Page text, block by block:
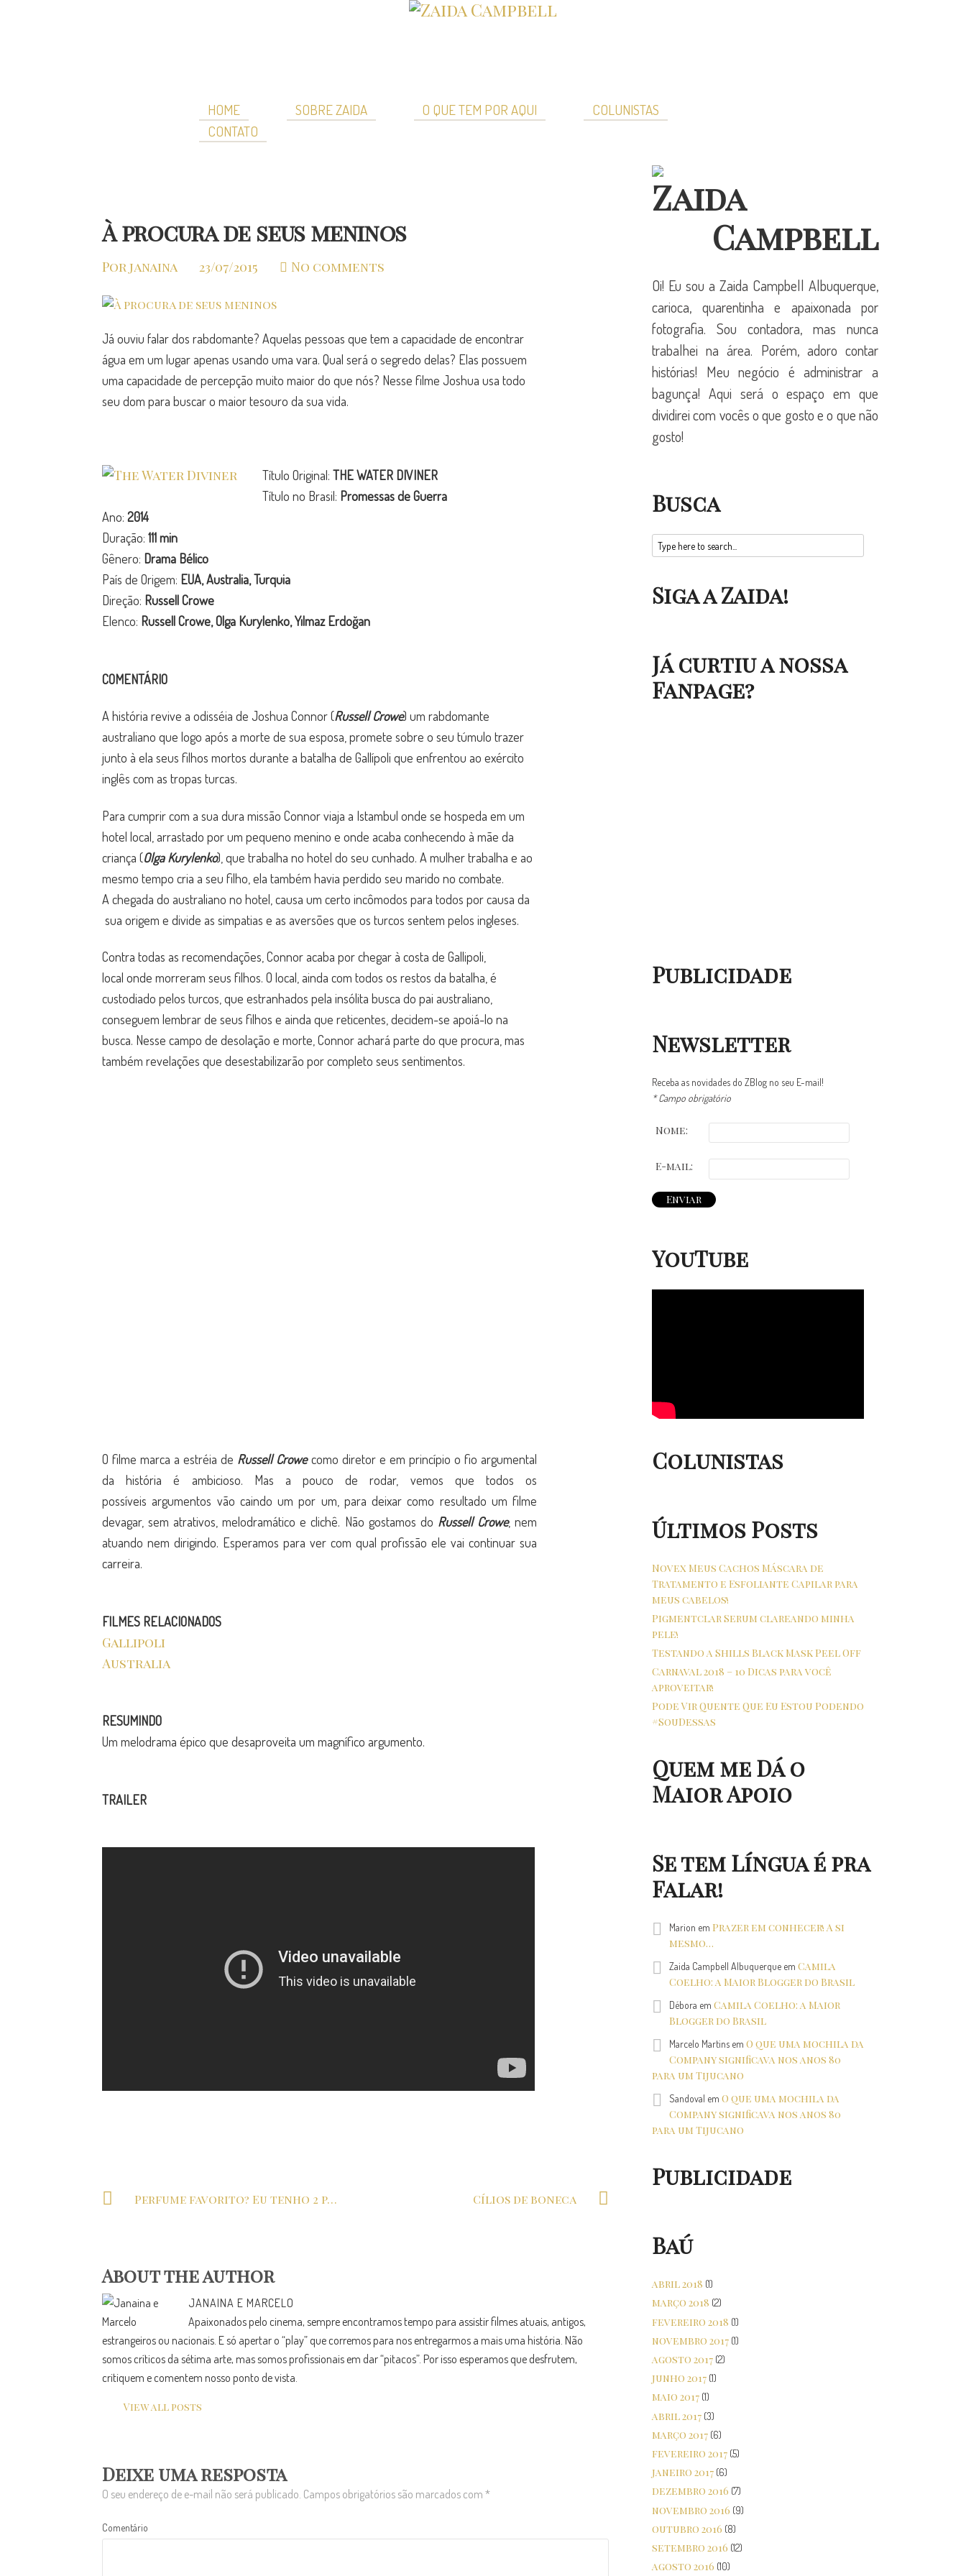
HOME SOBRE ZAIDA O QUE TEM POR AQUI
COLUNISTAS
CONTATO
À procura de seus meninos
Por janaina 23/07/2015 No comments
Já ouviu falar dos rabdomante? Aquelas pessoas que tem a capacidade de encontrar
água em um lugar apenas usando uma vara. Qual será o segredo delas? Elas possuem
uma capacidade de percepção muito maior do que nós? Nesse filme Joshua usa todo
seu dom para buscar o maior tesouro da sua vida.
Título Original: THE WATER DIVINER
Título no Brasil: Promessas de Guerra
Ano: 2014
Duração: 111 min
Gênero: Drama Bélico
País de Origem: EUA, Australia, Turquia
Direção: Russell Crowe
Elenco: Russell Crowe, Olga Kurylenko, Yılmaz Erdoğan
COMENTÁRIO
A história revive a odisséia de Joshua Connor (Russell Crowe) um rabdomante
australiano que logo após a morte de sua esposa, promete sobre o seu túmulo trazer
junto à ela seus filhos mortos durante a batalha de Gallípoli que enfrentou ao exército
inglês com as tropas turcas.
Para cumprir com a sua dura missão Connor viaja a Istambul onde se hospeda em um
hotel local, arrastado por um pequeno menino e onde acaba conhecendo à mãe da
criança (Olga Kurylenko), que trabalha no hotel do seu cunhado. A mulher trabalha e ao
mesmo tempo cria a seu filho, ela também havia perdido seu marido no combate.
A chegada do australiano no hotel, causa um certo incômodos para todos por causa da
sua origem e divide as simpatias e as aversões que os turcos sentem pelos ingleses.
Contra todas as recomendações, Connor acaba por chegar à costa de Gallipoli,
local onde morreram seus filhos. O local, ainda com todos os restos da batalha, é
custodiado pelos turcos, que estranhados pela insólita busca do pai australiano,
conseguem lembrar de seus filhos e ainda que reticentes, decidem-se apoiá-lo na
busca. Nesse campo de desolação e morte, Connor achará parte do que procura, mas
também revelações que desestabilizarão por completo seus sentimentos.
O filme marca a estréia de Russell Crowecomo diretor e em princípio o fio argumental
da história é ambicioso. Mas a pouco de rodar, vemos que todos os
possíveis argumentos vão caindo um por um, para deixar como resultado um filme
devagar, sem atrativos, melodramático e clichê. Não gostamos do Russell Crowe, nem
atuando nem dirigindo. Esperamos para ver com qual profissão ele vai continuar sua
carreira.
FILMES RELACIONADOS
Gallipoli
Australia
RESUMINDO
Um melodrama épico que desaproveita um magnífico argumento.
TRAILER
Perfume favorito? Eu tenho 2 para chamar de meus! Cílios de boneca
About the author
JANAINA E MARCELO
Apaixonados pelo cinema, sempre encontramos tempo para assistir filmes atuais, antigos,
estrangeiros ou nacionais. E só apertar o “play” que corremos para nos entregarmos a mais uma história. Não
somos críticos da sétima arte, mas somos profissionais em dar “pitacos”. Por isso esperamos que desfrutem,
critiquem e comentem nosso ponto de vista.
View all posts
Deixe uma resposta
O seu endereço de e-mail não será publicado. Campos obrigatórios são marcados com *
Comentário
Zaida
Campbell
Oi! Eu sou a Zaida Campbell Albuquerque,
carioca, quarentinha e apaixonada por
fotografia. Sou contadora, mas nunca
trabalhei na área. Porém, adoro contar
histórias! Meu negócio é administrar a
bagunça! Aqui será o espaço em que
dividirei com vocês o que gosto e o que não
gosto!
Busca
Siga a Zaida!
Já curtiu a nossa
Fanpage?
Publicidade
Newsletter
Receba as novidades do ZBlog no seu E-mail!
* Campo obrigatório
Nome:
E-mail:
YouTube
Colunistas
Últimos Posts
Novex Meus Cachos Máscara de
Tratamento e Esfoliante Capilar para
meus cabelos!
Pigmentclar Serum clareando minha
pele!
Testando a Shills Black Mask Peel Off
Carnaval 2018 – 10 Dicas para você
aproveitar!
Pode Vir Quente Que Eu Estou Podendo
#SouDessas
Quem me Dá o
Maior Apoio
Se tem Língua é pra
Falar!
Marion em Prazer em conhecer! A si
mesmo…
Zaida Campbell Albuquerque em Camila
Coelho: a Maior Blogger do Brasil
Débora em Camila Coelho: a Maior
Blogger do Brasil
Marcelo Martins em O que uma mochila da
Company significava nos anos 80
para um Tijucano
Sandoval em O que uma mochila da
Company significava nos anos 80
para um Tijucano
Publicidade
Baú
abril 2018 (1)
março 2018 (2)
fevereiro 2018 (1)
novembro 2017 (1)
agosto 2017 (2)
junho 2017 (1)
maio 2017 (1)
abril 2017 (3)
março 2017 (6)
fevereiro 2017 (5)
janeiro 2017 (6)
dezembro 2016 (7)
novembro 2016 (9)
outubro 2016 (8)
setembro 2016 (12)
agosto 2016 (10)